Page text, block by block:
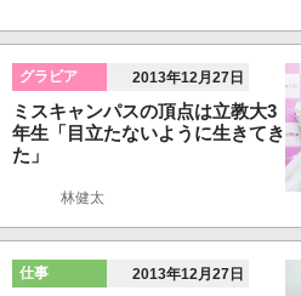
グラビア 2013年12月27日
ミスキャンパスの頂点は立教大3
年生「目立たないように生きてき
た」
林健太
仕事 2013年12月27日